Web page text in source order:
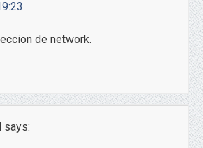
de network.
says: